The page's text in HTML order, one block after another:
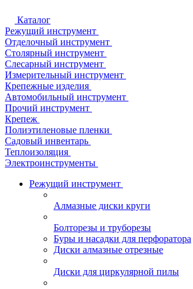
Каталог
Режущий инструмент
Отделочный инструмент
Столярный инструмент
Слесарный инструмент
Измерительный инструмент
Крепежные изделия
Автомобильный инструмент
Прочий инструмент
Крепеж
Полиэтиленовые пленки
Садовый инвентарь
Теплоизоляция
Электроинструменты
Режущий инструмент
Алмазные диски круги
Болторезы и труборезы
Буры и насадки для перфоратора
Диски алмазные отрезные
Диски для циркулярной пилы